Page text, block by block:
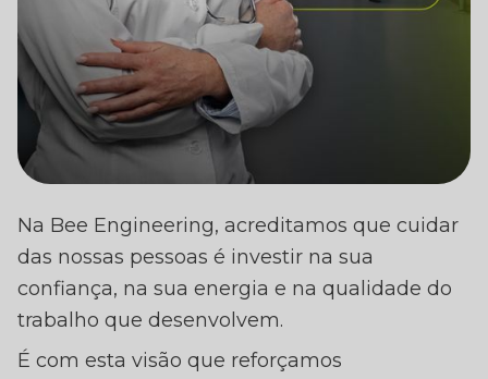
CUIDAR DAS PESSOAS
PARA POTENCIAR O
MELHOR DE CADA UM
Na Bee Engineering, acreditamos que cuidar
das nossas pessoas é investir na sua
confiança, na sua energia e na qualidade do
trabalho que desenvolvem.
É com esta visão que reforçamos